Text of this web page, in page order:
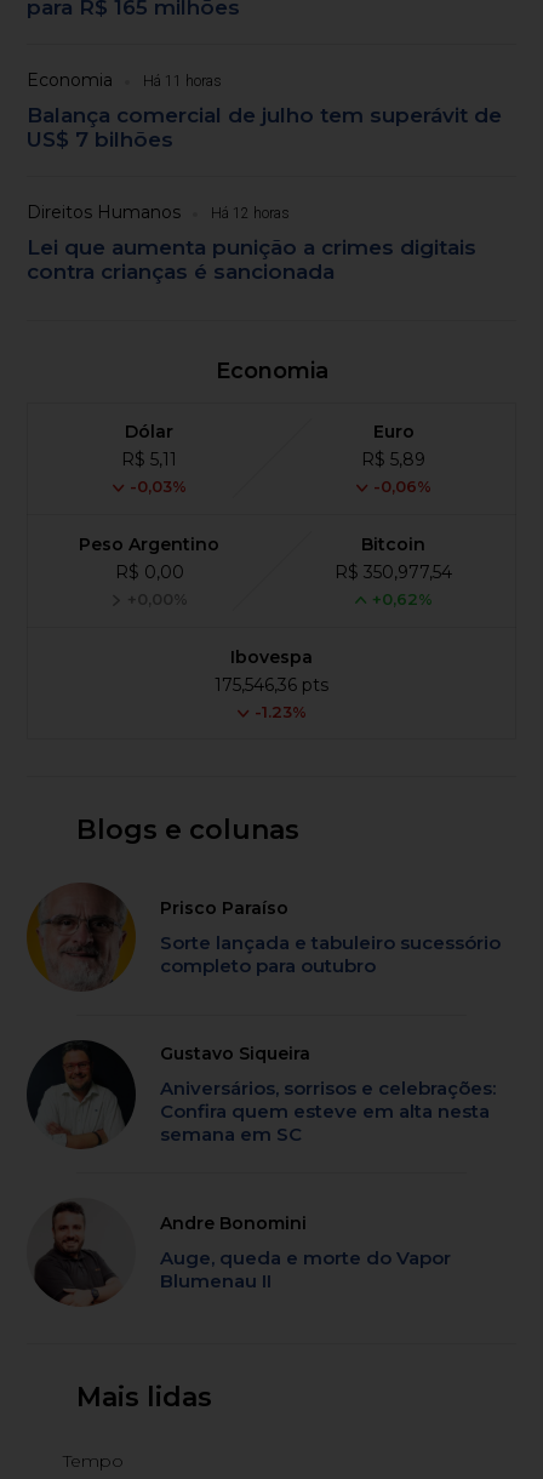
para R$ 165 milhões
Economia Há 11 horas
Balança comercial de julho tem superávit de
US$ 7 bilhões
Direitos Humanos Há 12 horas
Lei que aumenta punição a crimes digitais
contra crianças é sancionada
Economia
Dólar
R$ 5,11
-0,03%
Euro
R$ 5,89
-0,06%
Peso Argentino
R$ 0,00
+0,00%
Bitcoin
R$ 350,977,54
+0,62%
Ibovespa
175,546,36 pts
-1.23%
Blogs e colunas
Prisco Paraíso
Sorte lançada e tabuleiro sucessório
completo para outubro
Gustavo Siqueira
Aniversários, sorrisos e celebrações:
Confira quem esteve em alta nesta
semana em SC
Andre Bonomini
Auge, queda e morte do Vapor
Blumenau II
Mais lidas
Tempo